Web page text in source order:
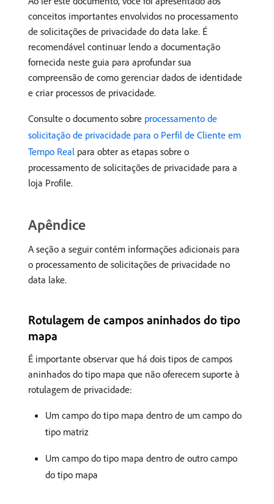
conceitos importantes envolvidos no processamento
de solicitações de privacidade do data lake. É
recomendável continuar lendo a documentação
fornecida neste guia para aprofundar sua
compreensão de como gerenciar dados de identidade
e criar processos de privacidade.
Consulte o documento sobre processamento de
solicitação de privacidade para o Perfil de Cliente em
Tempo Real para obter as etapas sobre o
processamento de solicitações de privacidade para a
loja Profile.
Apêndice
A seção a seguir contém informações adicionais para
o processamento de solicitações de privacidade no
data lake.
Rotulagem de campos aninhados do tipo
mapa
É importante observar que há dois tipos de campos
aninhados do tipo mapa que não oferecem suporte à
rotulagem de privacidade:
Um campo do tipo mapa dentro de um campo do
tipo matriz
Um campo do tipo mapa dentro de outro campo
do tipo mapa